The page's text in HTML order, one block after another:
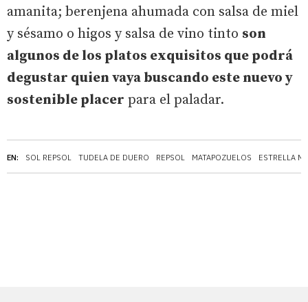
EN: SOL REPSOL TUDELA DE DUERO REPSOL MATAPOZUELOS ESTRELLA
amanita; berenjena ahumada con salsa de miel
y sésamo o higos y salsa de vino tinto son
algunos de los platos exquisitos que podrá
degustar quien vaya buscando este nuevo y
sostenible placer para el paladar.